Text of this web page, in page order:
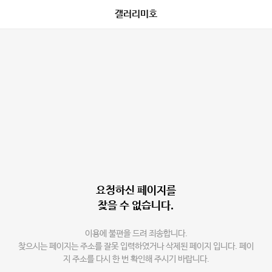
갤러리미호
요청하신 페이지를
찾을 수 없습니다.
이용에 불편을 드려 죄송합니다.
찾으시는 페이지는 주소를 잘못 입력하였거나 삭제된 페이지 입니다. 페이
지 주소를 다시 한 번 확인해 주시기 바랍니다.